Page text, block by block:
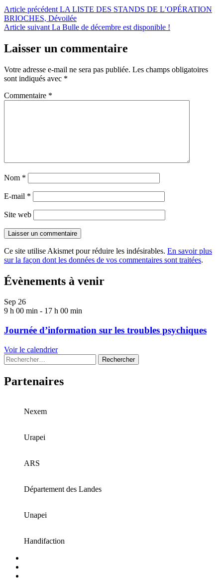
Navigation
de
Article précédent LA LISTE DES STANDS DE L’OPÉRATION
BRIOCHES, Dévoilée
Article suivant La Bulle de décembre est disponible !
Laisser un commentaire
Votre adresse e-mail ne sera pas publiée. Les champs obligatoires
sont indiqués avec *
Commentaire *
Nom *
E-mail *
Site web
Ce site utilise Akismet pour réduire les indésirables. En savoir plus
sur la façon dont les données de vos commentaires sont traitées.
Évènements à venir
Sep 26
9 h 00 min - 17 h 00 min
Journée d’information sur les troubles psychiques
Voir le calendrier
Rechercher :
Partenaires
Nexem
Urapei
ARS
Département des Landes
Unapei
Handifaction